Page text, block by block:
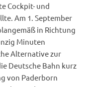
Cockpit- und
Am 1. September
in Richtung
Minuten
Alternative zur
Deutsche Bahn kurz
von Paderborn